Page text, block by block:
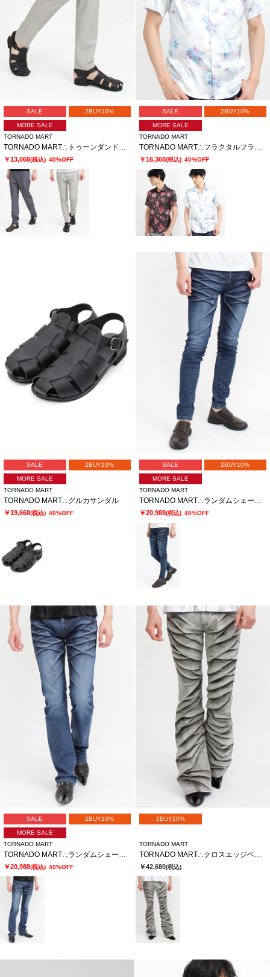
SALE 2BUY10%
MORE SALE
TORNADO MART
TORNADO MART∴トゥーンダンドライ5PKパンツ
￥13,068(税込) 40%OFF
SALE 2BUY10%
MORE SALE
TORNADO MART
TORNADO MART∴フラクタルフラワープリント半袖シャツ
￥16,368(税込) 40%OFF
SALE 2BUY10%
MORE SALE
TORNADO MART
TORNADO MART∴グルカサンダル
￥19,668(税込) 40%OFF
SALE 2BUY10%
MORE SALE
TORNADO MART
TORNADO MART∴ランダムシェービングスキニーデニム
￥20,988(税込) 40%OFF
SALE 2BUY10%
MORE SALE
TORNADO MART
￥20,988(税込) 40%OFF
2BUY10%
TORNADO MART
￥42,680(税込)